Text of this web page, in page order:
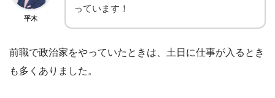
平木
っています！
前職で政治家をやっていたときは、土日に仕事が入るとき
も多くありました。